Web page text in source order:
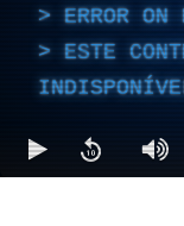
ERROR ON
ESTE